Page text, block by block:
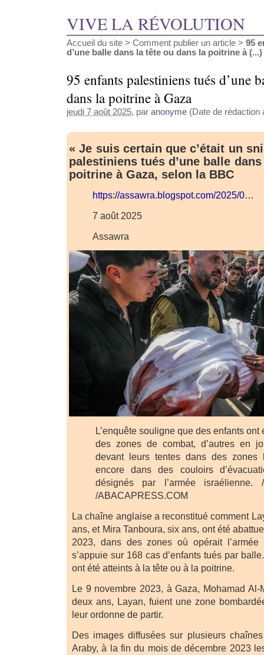
VIVE LA RÉVOLUTION
Accueil du site > Comment publier un article > 95
d’une balle dans la tête ou dans la poitrine à (...)
95 enfants palestiniens tués d’une
dans la poitrine à Gaza
jeudi 7 août 2025, par anonyme (Date de rédaction
« Je suis certain que c’était un
palestiniens tués d’une balle
poitrine à Gaza, selon la BBC
https://assawra.blogspot.com/2025/0…
7 août 2025
Assawra
L’enquête souligne que des enfants ont
des zones de combat, d’autres en
devant leurs tentes dans des zones
encore dans des couloirs
désignés par l’armée israélienne.
/ABACAPRESS.COM
La chaîne anglaise a reconstitué comment
ans, et Mira Tanboura, six ans, ont été
2023, dans des zones où opérait l’armée
s’appuie sur 168 cas d’enfants tués par
ont été atteints à la tête ou à la poitrine.
Le 9 novembre 2023, à Gaza, Mohamad
deux ans, Layan, fuient une zone
leur ordonne de partir.
Des images diffusées sur plusieurs
Araby, à la fin du mois de décembre 2023